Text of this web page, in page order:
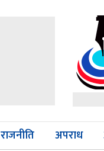
राजनीति अपराध